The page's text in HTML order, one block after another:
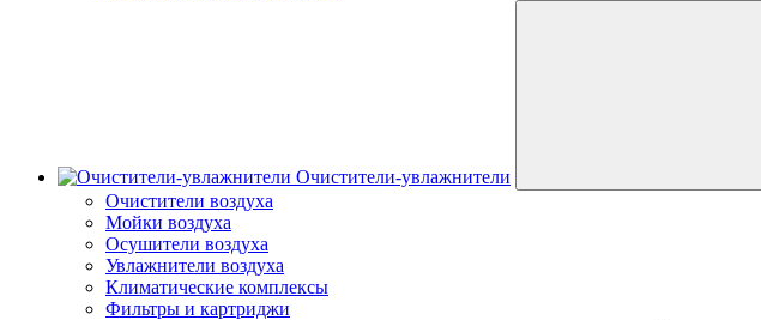
Очистители-увлажнители
Очистители воздуха
Мойки воздуха
Осушители воздуха
Увлажнители воздуха
Климатические комплексы
Фильтры и картриджи